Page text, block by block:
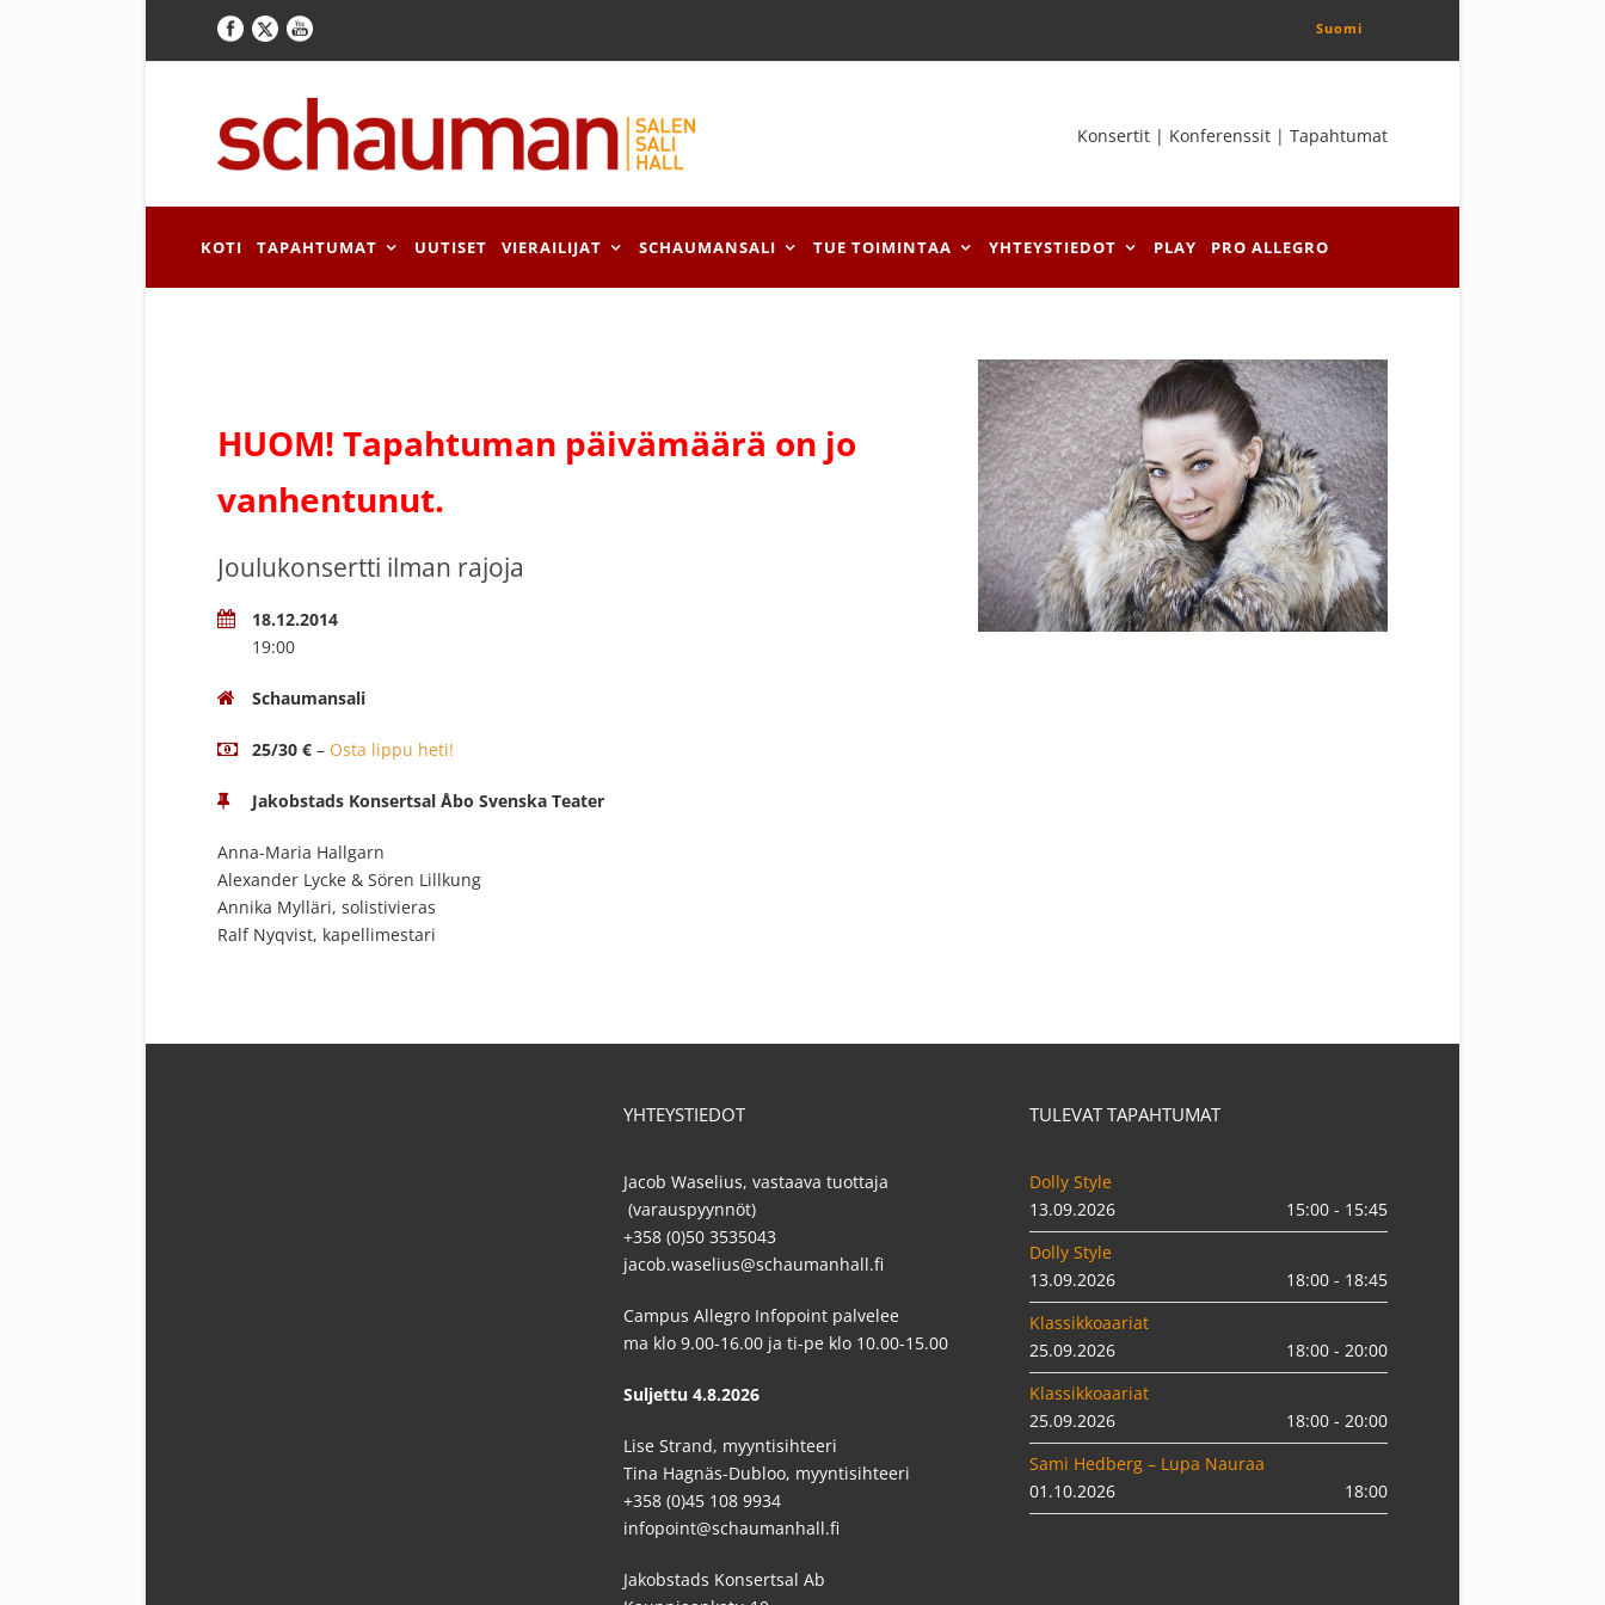
Suomi
Konsertit | Konferenssit | Tapahtumat
KOTI TAPAHTUMAT UUTISET VIERAILIJAT SCHAUMANSALI TUE TOIMINTAA YHTEYSTIEDOT PLAY PRO ALLEGRO
HUOM! Tapahtuman päivämäärä on jo
vanhentunut.
Joulukonsertti ilman rajoja
18.12.2014
19:00
Schaumansali
25/30 € – Osta lippu heti!
Jakobstads Konsertsal Åbo Svenska Teater
Anna-Maria Hallgarn
Alexander Lycke & Sören Lillkung
Annika Mylläri, solistivieras
Ralf Nyqvist, kapellimestari
YHTEYSTIEDOT
Jacob Waselius, vastaava tuottaja
(varauspyynnöt)
+358 (0)50 3535043
jacob.waselius@schaumanhall.fi
Campus Allegro Infopoint palvelee
ma klo 9.00-16.00 ja ti-pe klo 10.00-15.00
Suljettu 4.8.2026
Lise Strand, myyntisihteeri
Tina Hagnäs-Dubloo, myyntisihteeri
+358 (0)45 108 9934
infopoint@schaumanhall.fi
Jakobstads Konsertsal Ab
TULEVAT TAPAHTUMAT
Dolly Style
13.09.2026
15:00 - 15:45
Dolly Style
13.09.2026
18:00 - 18:45
Klassikkoaariat
25.09.2026
18:00 - 20:00
Klassikkoaariat
25.09.2026
18:00 - 20:00
Sami Hedberg – Lupa Nauraa
01.10.2026
18:00